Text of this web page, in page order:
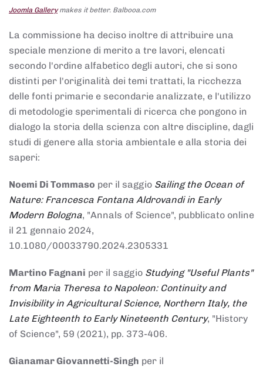
Joomla Gallerymakes it better. Balbooa.com
La commissione ha deciso inoltre di attribuire una
speciale menzione di merito a tre lavori, elencati
secondo l'ordine alfabetico degli autori, che si sono
distinti per l'originalità dei temi trattati, la ricchezza
delle fonti primarie e secondarie analizzate, e l'utilizzo
di metodologie sperimentali di ricerca che pongono in
dialogo la storia della scienza con altre discipline, dagli
studi di genere alla storia ambientale e alla storia dei
saperi:
Noemi Di Tommaso per il saggio Sailing the Ocean of
Nature: Francesca Fontana Aldrovandi in Early
Modern Bologna, "Annals of Science", pubblicato online
il 21 gennaio 2024,
10.1080/00033790.2024.2305331
Martino Fagnani per il saggio Studying "Useful Plants"
from Maria Theresa to Napoleon: Continuity and
Invisibility in Agricultural Science, Northern Italy, the
Late Eighteenth to Early Nineteenth Century, "History
of Science", 59 (2021), pp. 373-406.
Gianamar Giovannetti-Singh per il